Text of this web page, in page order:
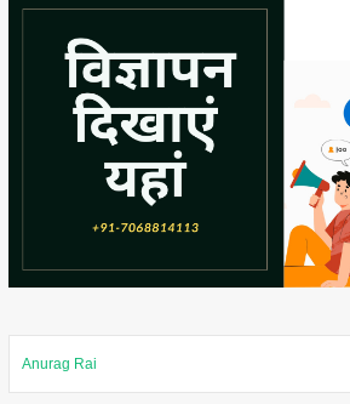
Anurag Rai